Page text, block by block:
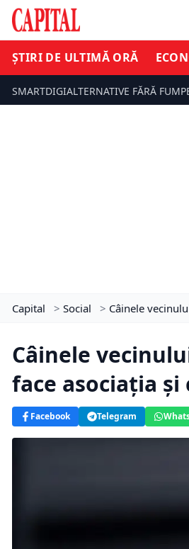
ȘTIRI DE ULTIMĂ ORĂ
SMARTDIGIALTERNATIVE FĂRĂ FUM
Capital > Social > Câinele
Câinele
face asociația
Facebook Telegram